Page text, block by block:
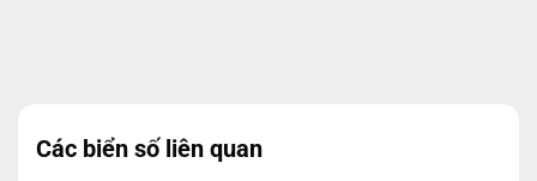
Các biển số liên quan